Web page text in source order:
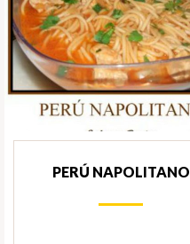
PERÚ NAPOLITANO